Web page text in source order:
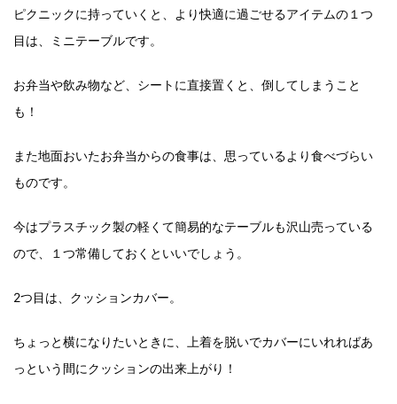
ピクニックに持っていくと、より快適に過ごせるアイテムの１つ
目は、ミニテーブルです。
お弁当や飲み物など、シートに直接置くと、倒してしまうこと
も！
また地面おいたお弁当からの食事は、思っているより食べづらい
ものです。
今はプラスチック製の軽くて簡易的なテーブルも沢山売っている
ので、１つ常備しておくといいでしょう。
2つ目は、クッションカバー。
ちょっと横になりたいときに、上着を脱いでカバーにいれればあ
っという間にクッションの出来上がり！